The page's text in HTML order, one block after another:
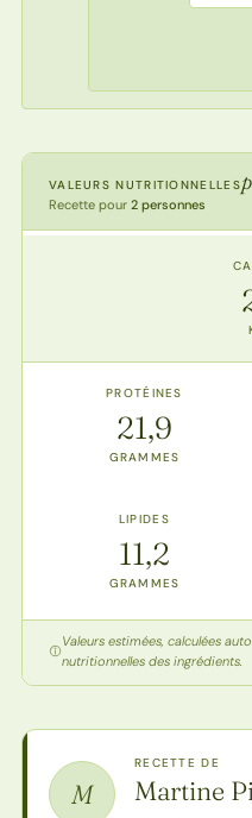
VALEURS NUTRITIONNELLES
Recette pour 2 personnes
PROTÉINES
21,9
GRAMMES
LIPIDES
11,2
GRAMMES
Valeurs estimées, calculées
nutritionnelles des ingrédients.
M
RECETTE DE
Martine